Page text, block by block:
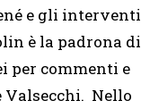
e gli interventi
è la padrona di
per commenti e
Valsecchi. Nello